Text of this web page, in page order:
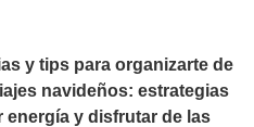
y tips para organizarte de
navideños: estrategias
energía y disfrutar de las